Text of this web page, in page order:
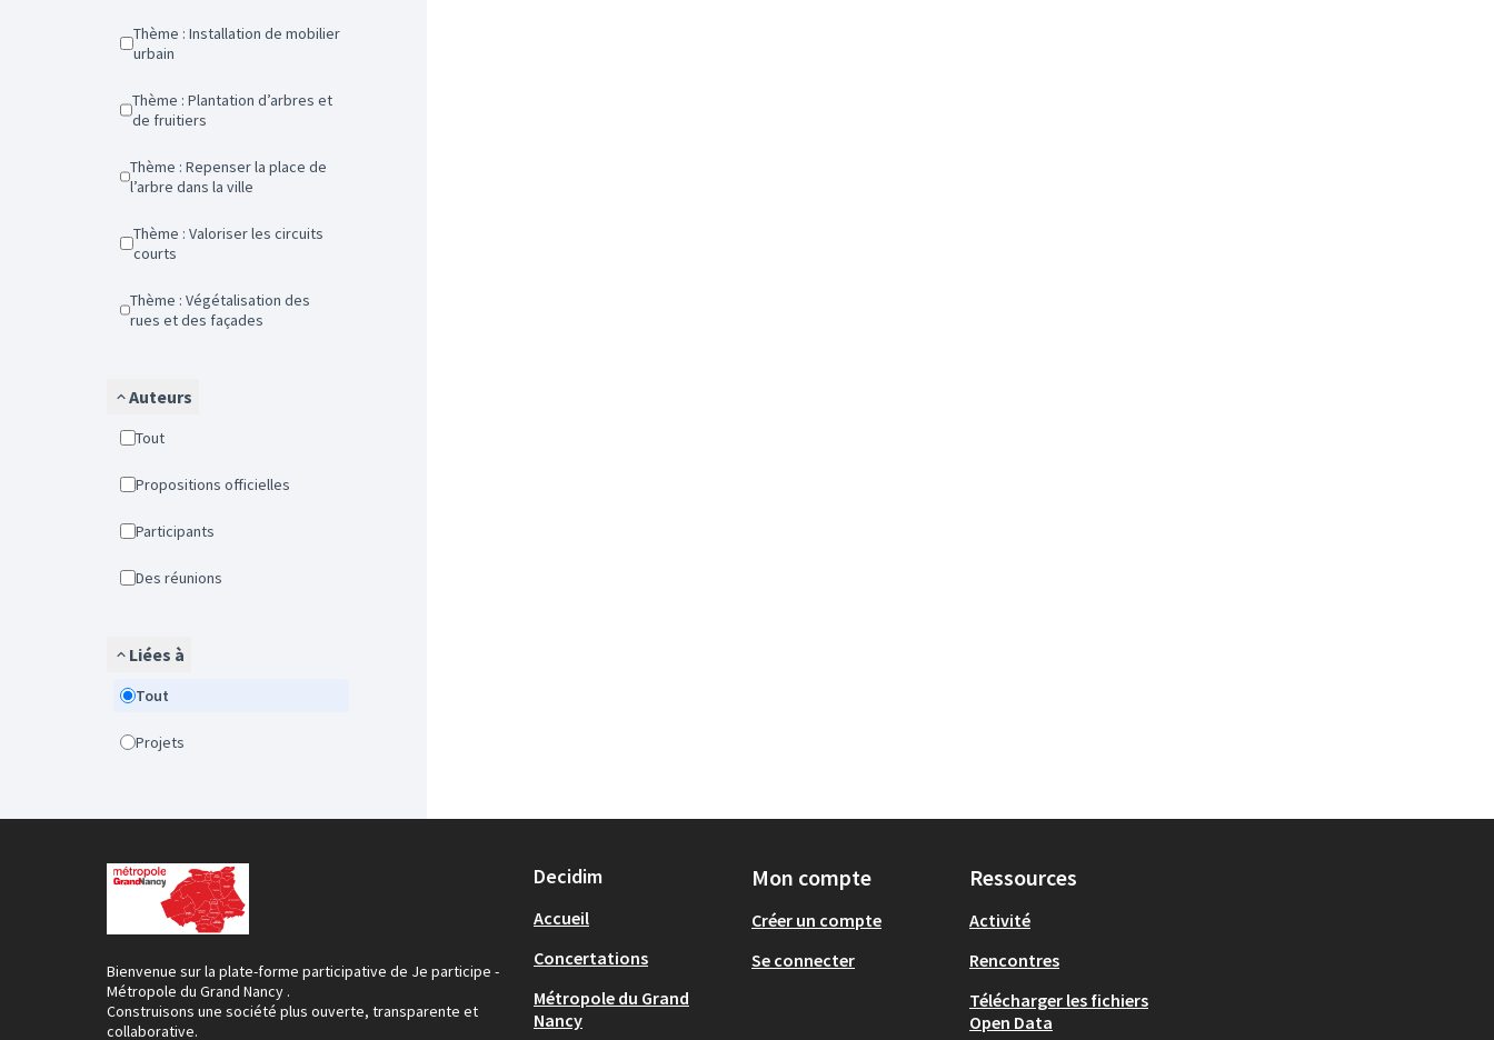
Thème : Installation de mobilier
urbain
Thème : Plantation d’arbres et
de fruitiers
Thème : Repenser la place de
l’arbre dans la ville
Thème : Valoriser les circuits
courts
Thème : Végétalisation des
rues et des façades
Auteurs
Tout
Propositions officielles
Participants
Des réunions
Liées à
Tout
Projets
Bienvenue sur la plate-forme participative de Je participe -
Métropole du Grand Nancy .
Construisons une société plus ouverte, transparente et
collaborative.
Decidim
Accueil
Concertations
Métropole du Grand
Nancy
Mon compte
Créer un compte
Se connecter
Ressources
Activité
Rencontres
Télécharger les fichiers
Open Data